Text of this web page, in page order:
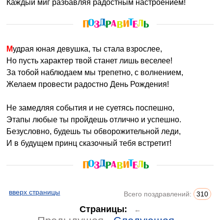
Каждый миг разбавляя радостным настроением!
Мудрая юная девушка, ты стала взрослее,
Но пусть характер твой станет лишь веселее!
За тобой наблюдаем мы трепетно, с волнением,
Желаем провести радостно День Рождения!
Не замедляя события и не суетясь поспешно,
Этапы любые ты пройдешь отлично и успешно.
Безусловно, будешь ты обворожительной леди,
И в будущем принц сказочный тебя встретит!
вверх страницы Всего поздравлений: 310
Страницы: ←